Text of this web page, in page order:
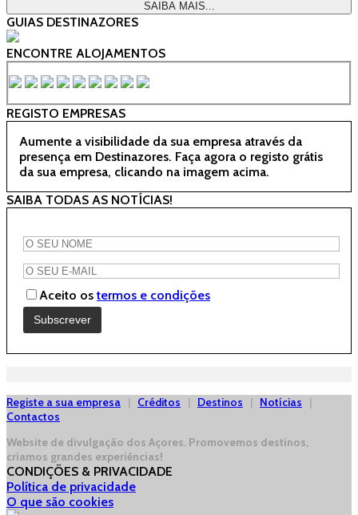
SAIBA MAIS...
GUIAS DESTINAZORES
ENCONTRE ALOJAMENTOS
REGISTO EMPRESAS
Aumente a visibilidade da sua empresa através da
presença em Destinazores. Faça agora o registo grátis
da sua empresa, clicando na imagem acima.
SAIBA TODAS AS NOTÍCIAS!
Aceito ostermos e condições
Registe a sua empresa | Créditos | Destinos | Notícias |
Contactos
Website de divulgação dos Açores. Promovemos destinos,
criamos grandes experiências!
CONDIÇÕES & PRIVACIDADE
Política de privacidade
O que são cookies